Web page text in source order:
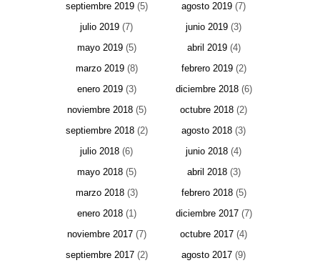
septiembre 2019(5) agosto 2019 (7)
julio 2019 (7) junio 2019 (3)
mayo 2019(5) abril 2019(4)
marzo 2019(8) febrero 2019(2)
enero 2019(3) diciembre 2018(6)
noviembre 2018(5) octubre 2018 (2)
septiembre 2018(2) agosto 2018 (3)
julio 2018 (6) junio 2018 (4)
mayo 2018(5) abril 2018(3)
marzo 2018(3) febrero 2018(5)
enero 2018(1) diciembre 2017(7)
noviembre 2017(7) octubre 2017 (4)
septiembre 2017(2) agosto 2017 (9)